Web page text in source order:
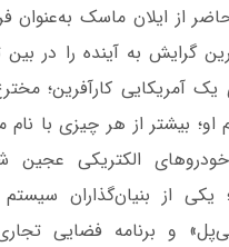
از ایلان ماسک به‌عنوان
گرایش به آینده را در بین
آمریکایی کارآفرین؛
او؛ بیشتر از هر چیزی با
خودروهای الکتریکی
یکی از بنیان‌گذاران
و برنامه فضایی